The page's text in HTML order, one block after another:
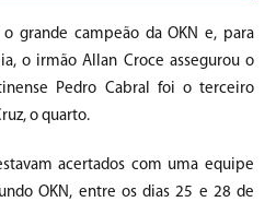
grande campeão da OKN e, para
o irmão Allan Croce assegurou o
Pedro Cabral foi o terceiro
o quarto.
acertados com uma equipe
OKN, entre os dias 25 e 28 de